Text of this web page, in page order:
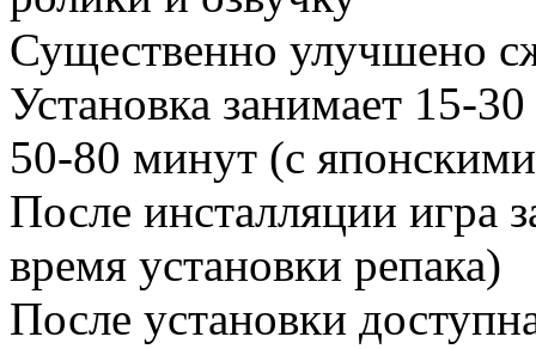
Существенно улучшено
Установка занимает 15-
50-80 минут (с
После инсталляции игра
время установки репака)
После установки